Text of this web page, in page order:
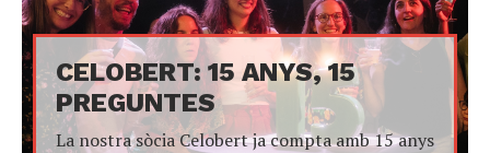
CELOBERT: 15 ANYS, 15
PREGUNTES
La nostra sòcia Celobert ja compta amb 15 anys